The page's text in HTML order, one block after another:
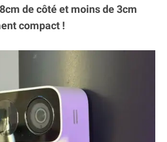
de côté et moins de 3cm
compact !